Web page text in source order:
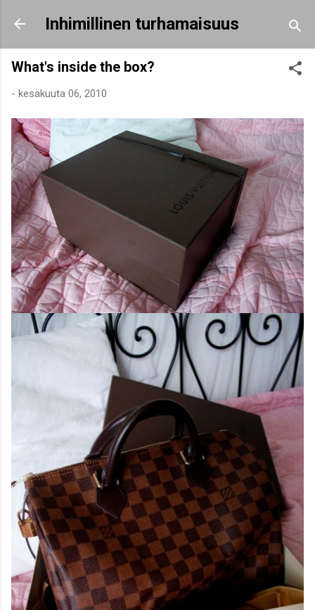
Siirry pääsisältöön
Inhimillinen turhamaisuus
What's inside the box?
- kesäkuuta 06, 2010